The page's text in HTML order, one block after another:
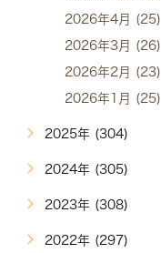
2026年4月 (25)
2026年3月 (26)
2026年2月 (23)
2026年1月 (25)
2025年 (304)
2024年 (305)
2023年 (308)
2022年 (297)